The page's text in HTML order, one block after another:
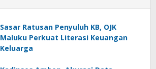
Sasar Ratusan Penyuluh KB, OJK
Maluku Perkuat Literasi Keuangan
Keluarga